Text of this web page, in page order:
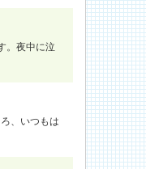
。夜中に泣
、いつもは